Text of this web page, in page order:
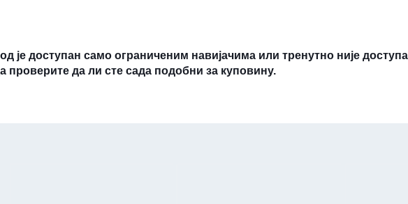
је доступан само ограниченим навијачима или тренутно није
проверите да ли сте сада подобни за куповину.